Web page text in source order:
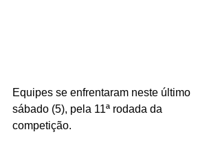
Equipes se enfrentaram neste último
sábado (5), pela 11ª rodada da
competição.